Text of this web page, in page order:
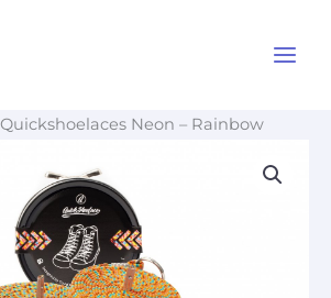
Quickshoelaces Neon – Rainbow